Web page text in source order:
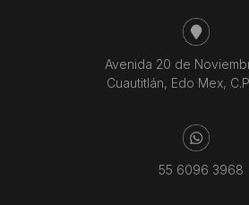
Avenida 20 de
Cuautitlán, Edo Mex,
55 6096 3968